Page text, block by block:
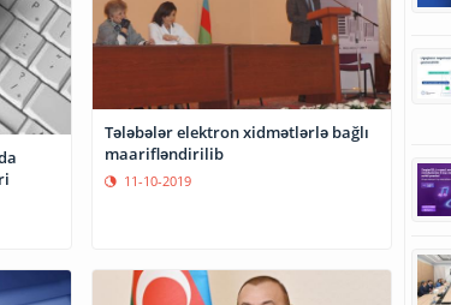
Tələbələr elektron xidmətlərlə bağlı
maarifləndirilib
11-10-2019